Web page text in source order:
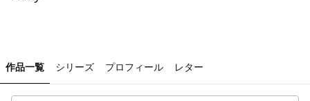
作品一覧 シリーズ プロフィール レター